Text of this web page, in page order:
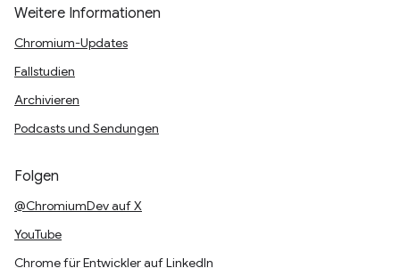
Weitere Informationen
Chromium-Updates
Fallstudien
Archivieren
Podcasts und Sendungen
Folgen
@ChromiumDev auf X
YouTube
Chrome für Entwickler auf LinkedIn